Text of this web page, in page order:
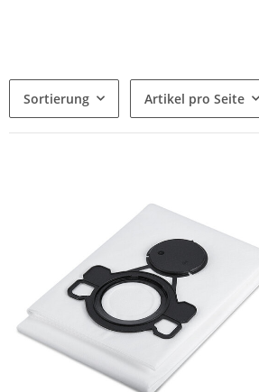
Sortierung Artikel pro Seite